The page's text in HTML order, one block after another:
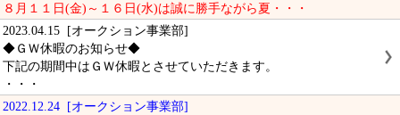
８月１１日(金)～１６日(水)は誠に勝手ながら夏・・・
2023.04.15 [オークション事業部]
◆ＧＷ休暇のお知らせ◆
下記の期間中はＧＷ休暇とさせていただきます。
・・・
2022.12.24 [オークション事業部]